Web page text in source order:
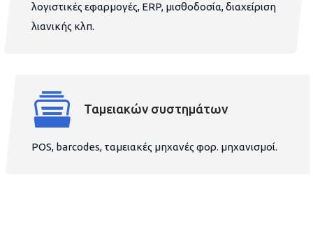
λογιστικές εφαρμογές, ERP, μισθοδοσία, διαχείριση
λιανικής κλπ.
Ταμειακών συστημάτων
POS, barcodes, ταμειακές μηχανές φορ. μηχανισμοί.